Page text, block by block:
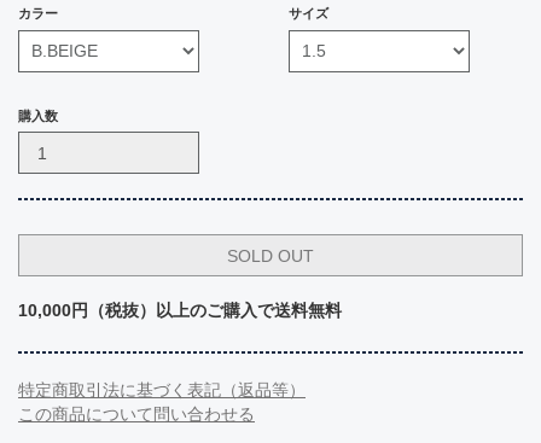
カラー サイズ
購入数
10,000円（税抜）以上のご購入で送料無料
特定商取引法に基づく表記（返品等）
この商品について問い合わせる